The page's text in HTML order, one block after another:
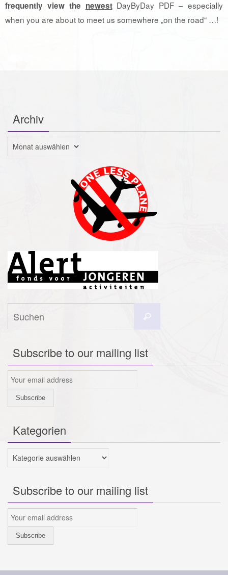
frequently view the newest DayByDay PDF – especially
when you are about to meet us somewhere „on the road“ …!
Archiv
Archiv
Subscribe to our mailing list
Kategorien
Kategorien
Subscribe to our mailing list